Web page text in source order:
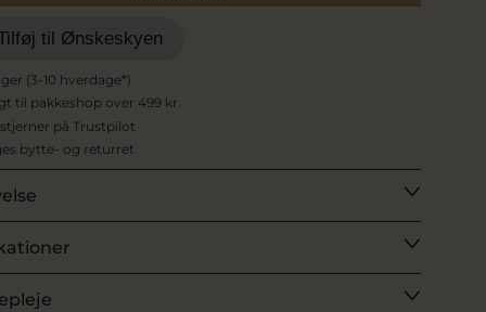
til Ønskeskyen
(3-10 hverdage*)
til pakkeshop over 499 kr.
på Trustpilot
bytte- og returret